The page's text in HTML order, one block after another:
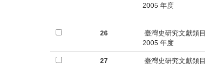
2005 年度
26
臺灣史研究文獻類目
2005 年度
27
臺灣史研究文獻類目